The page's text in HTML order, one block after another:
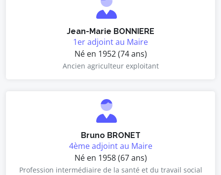
Jean-Marie BONNIERE
1er adjoint au Maire
Né en 1952 (74 ans)
Ancien agriculteur exploitant
Bruno BRONET
4ème adjoint au Maire
Né en 1958 (67 ans)
Profession intermédiaire de la santé et du travail social